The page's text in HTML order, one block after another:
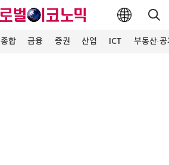
종합 금융 증권 산업 ICT 부동산·